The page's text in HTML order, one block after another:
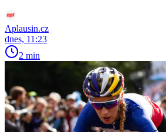
Aplausin.cz
dnes, 11:23
2 min